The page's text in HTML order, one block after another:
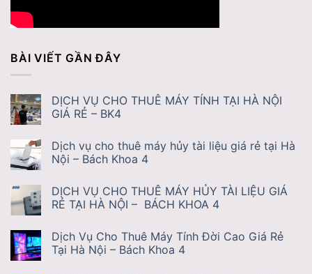
BÀI VIẾT GẦN ĐÂY
DỊCH VỤ CHO THUÊ MÁY TÍNH TẠI HÀ NỘI
GIÁ RẺ – BK4
Dịch vụ cho thuê máy hủy tài liệu giá rẻ tại Hà
Nội – Bách Khoa 4
DỊCH VỤ CHO THUÊ MÁY HỦY TÀI LIỆU GIÁ
RẺ TẠI HÀ NỘI – BÁCH KHOA 4
Dịch Vụ Cho Thuê Máy Tính Đời Cao Giá Rẻ
Tại Hà Nội – Bách Khoa 4